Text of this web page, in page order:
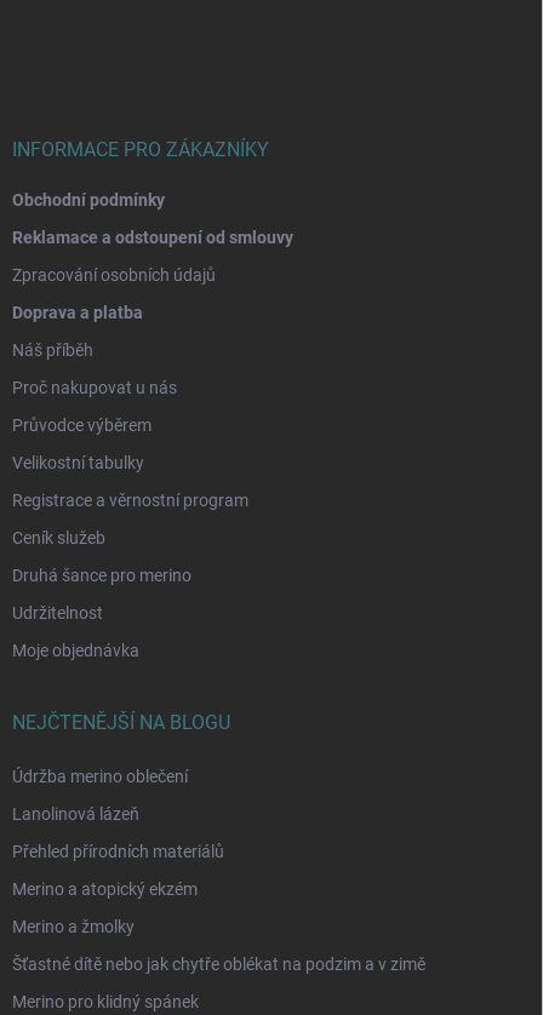
INFORMACE PRO ZÁKAZNÍKY
Obchodní podmínky
Reklamace a odstoupení od smlouvy
Zpracování osobních údajů
Doprava a platba
Náš příběh
Proč nakupovat u nás
Průvodce výběrem
Velikostní tabulky
Registrace a věrnostní program
Ceník služeb
Druhá šance pro merino
Udržitelnost
Moje objednávka
NEJČTENĚJŠÍ NA BLOGU
Údržba merino oblečení
Lanolinová lázeň
Přehled přírodních materiálů
Merino a atopický ekzém
Merino a žmolky
Šťastné dítě nebo jak chytře oblékat na podzim a v zimě
Merino pro klidný spánek